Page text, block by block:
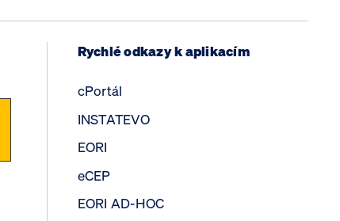
Rychlé odkazy k aplikacím
cPortál
INSTATEVO
EORI
eCEP
EORI AD-HOC